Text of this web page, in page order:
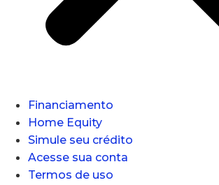
Financiamento
Home Equity
Simule seu crédito
Acesse sua conta
Termos de uso